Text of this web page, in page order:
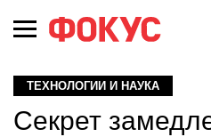
ТЕХНОЛОГИИ И НАУКА
Секрет